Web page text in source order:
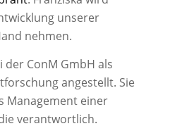
unserer
nehmen.
der ConM GmbH als
angestellt. Sie
Management einer
verantwortlich.